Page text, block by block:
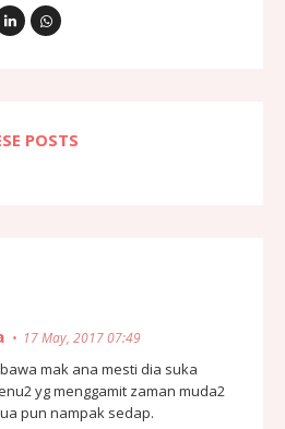
POSTS
17 May, 2017 07:49
mak ana mesti dia suka
yg menggamit zaman muda2
pun nampak sedap.